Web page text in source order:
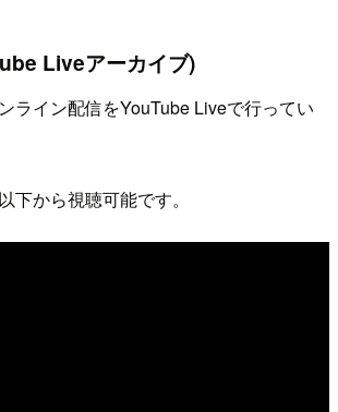
Liveアーカイブ)
ライン配信をYouTube Liveで行ってい
下から視聴可能です。